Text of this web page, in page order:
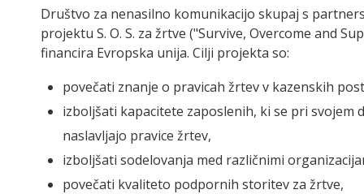
Društvo za nenasilno komunikacijo skupaj s
projektu S. O. S. za žrtve ("Survive, Overcome and
financira Evropska unija. Cilji projekta so:
povečati znanje o pravicah žrtev v kazenskih
izboljšati kapacitete zaposlenih, ki se pri svojem
naslavljajo pravice žrtev,
izboljšati sodelovanja med različnimi
povečati kvaliteto podpornih storitev za žrtve,